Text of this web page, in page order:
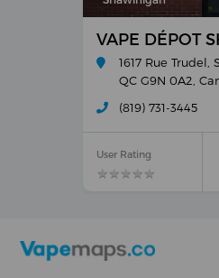
VAPE DÉPOT
1617 Rue Trudel,
QC G9N 0A2,
(819) 731-3445
User Rating
★★★★★
★★★★★